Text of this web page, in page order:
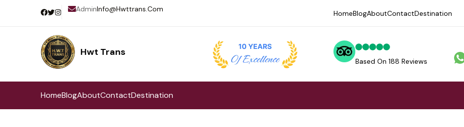
AdminInfo@hwttrans.com HomeBlogAboutContactDestination
Hwt Trans
Based On 188 Reviews
HomeBlogAboutContactDestination